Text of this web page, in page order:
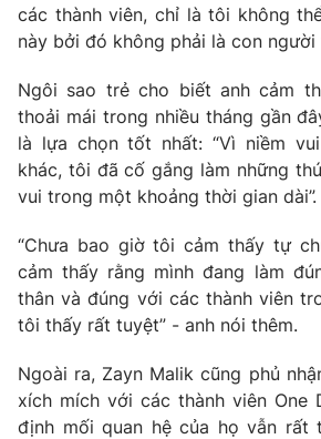
Góc doanh nghiệp
Truyền hình
Hậu trường
Nhân vật
Khán giả
Giải sao mai
Giải trí
Điện ảnh
Âm nhạc
Đời sống
Du lịch
Làm đẹp
Chất lượng cuộc sống
Giáo dục
Tuyển sinh
Học trực tuyến
Công nghệ
Hitech Công nghệ tương lai
Sản phẩm
Thị trường
Giao lưu trực tuyến
Lịch phát sóng
các thành viên, chỉ là tôi không
này bởi đó không phải là con người
Ngôi sao trẻ cho biết anh cảm
thoải mái trong nhiều tháng gần
là lựa chọn tốt nhất: “Vì niềm
khác, tôi đã cố gắng làm những
vui trong một khoảng thời gian dài”.
“Chưa bao giờ tôi cảm thấy tự
cảm thấy rằng mình đang làm
thân và đúng với các thành viên
tôi thấy rất tuyệt” - anh nói thêm.
Ngoài ra, Zayn Malik cũng phủ
xích mích với các thành viên One
định mối quan hệ của họ vẫn rất